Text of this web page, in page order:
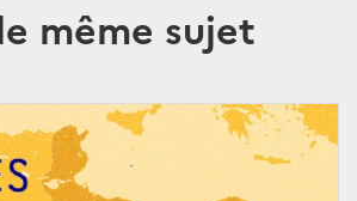
même sujet